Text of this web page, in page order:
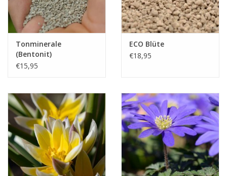
Tonminerale
(Bentonit)
€15,95
ECO Blüte
€18,95